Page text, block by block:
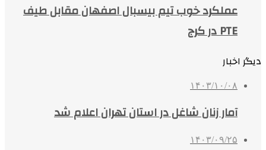
عملکرد خوب تیم بیسبال اصفهان مقابل طیف
PTE در کرج
دیگر اخبار
۱۴۰۳/۱۰/۰۸
آمار زنان شاغل در استان تهران اعلام شد
۱۴۰۳/۰۹/۲۵